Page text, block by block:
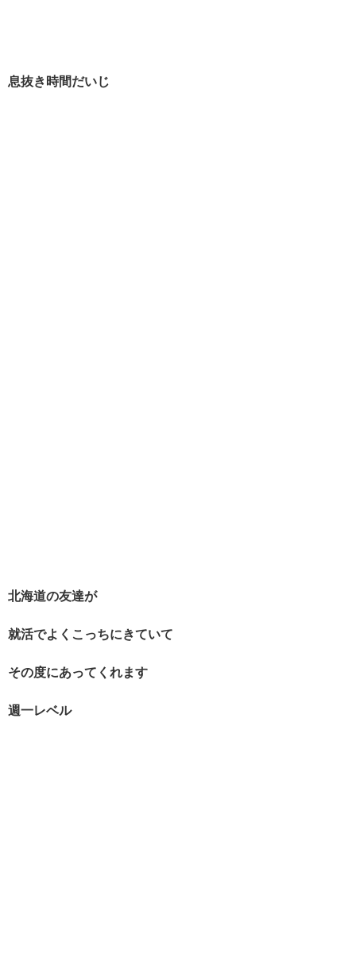
息抜き時間だいじ
北海道の友達が
就活でよくこっちにきていて
その度にあってくれます
週一レベル